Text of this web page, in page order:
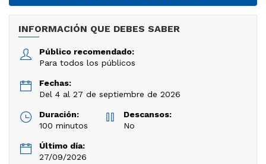
INFORMACIÓN QUE DEBES SABER
Público recomendado:
Para todos los públicos
Fechas:
Del 4 al 27 de septiembre de 2026
Duración:
100 minutos
Descansos:
No
Último día:
27/09/2026